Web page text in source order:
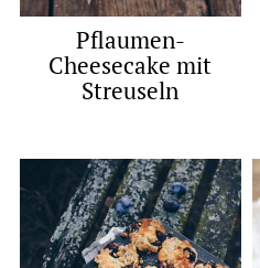
Pflaumen-
Cheesecake mit
Streuseln